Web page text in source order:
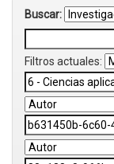
Buscar:
Filtros actuales: